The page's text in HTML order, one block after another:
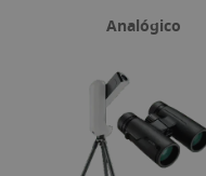
Analógico